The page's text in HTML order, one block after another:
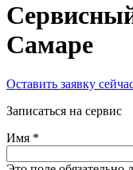
Самаре
Оставить заявку
Записаться на сервис
Имя *